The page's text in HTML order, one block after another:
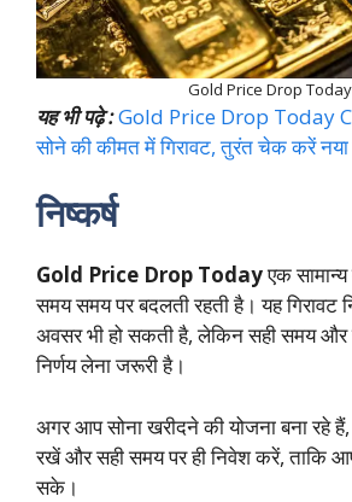
Gold Price Drop Today
यह भी पढ़े :Gold Price Drop Today
सोने की कीमत में गिरावट, तुरंत चेक करें
निष्कर्ष
Gold Price Drop Todayएक सामान्य
समय समय पर बदलती रहती है। यह गिरावट
अवसर भी हो सकती है, लेकिन सही समय
निर्णय लेना जरूरी है।
अगर आप सोना खरीदने की योजना बना रहे हैं,
रखें और सही समय पर ही निवेश करें, ताकि
सके।